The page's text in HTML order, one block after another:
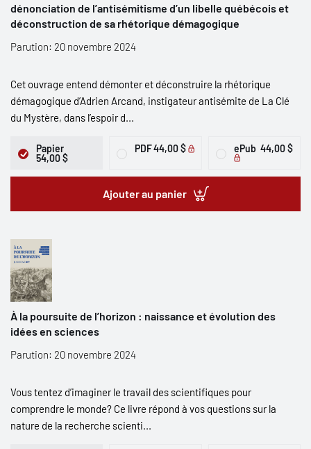
dénonciation de l’antisémitisme d’un libelle québécois et
déconstruction de sa rhétorique démagogique
Parution: 20 novembre 2024
Cet ouvrage entend démonter et déconstruire la rhétorique
démagogique d’Adrien Arcand, instigateur antisémite de La Clé
du Mystère, dans l’espoir d...
Papier
54,00 $
PDF44,00 $ ePub 44,00 $
Ajouter au panier
À la poursuite de l’horizon : naissance et évolution des
idées en sciences
Parution: 20 novembre 2024
Vous tentez d’imaginer le travail des scientifiques pour
comprendre le monde? Ce livre répond à vos questions sur la
nature de la recherche scienti...